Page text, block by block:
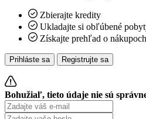
Zbierajte kredity
Ukladajte si obľúbené
Získajte prehľad o nákupoch
Prihláste sa Registrujte sa
Bohužiaľ, tieto údaje nie sú